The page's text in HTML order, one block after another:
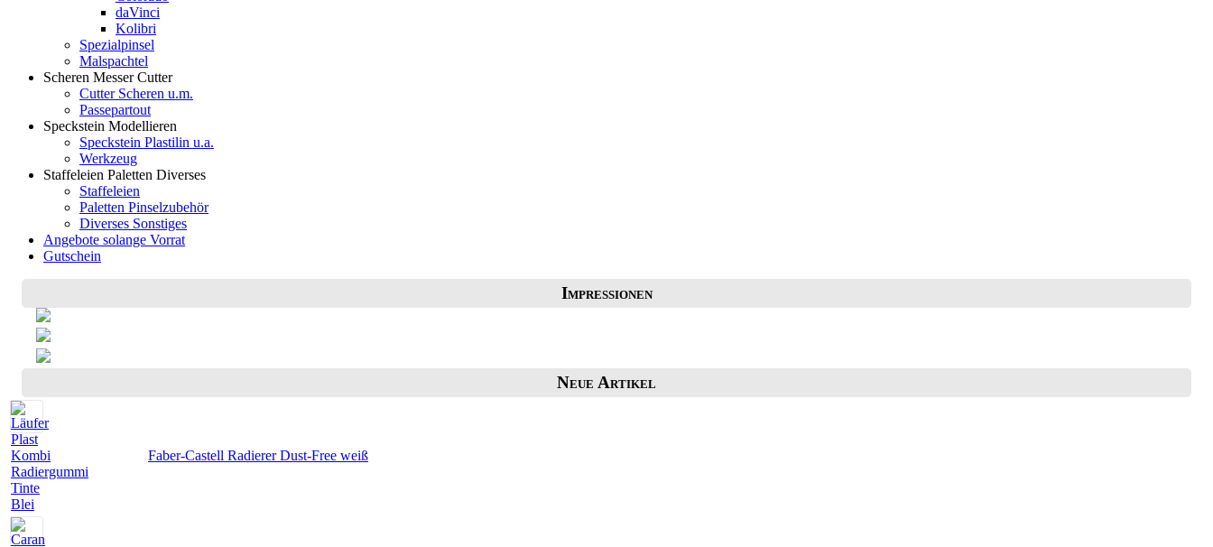
daVinci
Kolibri
Spezialpinsel
Malspachtel
Scheren Messer Cutter
Cutter Scheren u.m.
Passepartout
Speckstein Modellieren
Speckstein Plastilin u.a.
Werkzeug
Staffeleien Paletten Diverses
Staffeleien
Paletten Pinselzubehör
Diverses Sonstiges
Angebote solange Vorrat
Gutschein
Impressionen
Neue Artikel
Faber-Castell Radierer Dust-Free weiß